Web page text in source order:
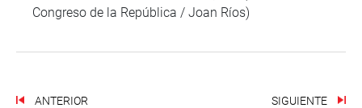
Congreso de la República / Joan Ríos)
ANTERIOR SIGUIENTE